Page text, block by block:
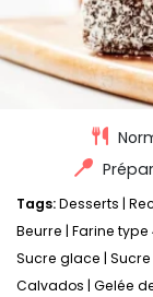
Tags:Desserts
Beurre Farine type
Sucre glace
Calvados Gelée